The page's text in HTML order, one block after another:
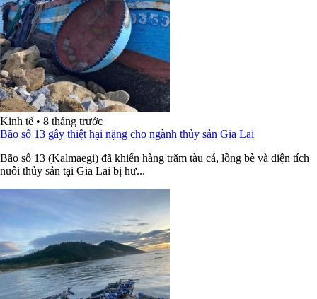
Kinh tế • 8 tháng trước
Bão số 13 gây thiệt hại nặng cho ngành thủy sản Gia Lai
Bão số 13 (Kalmaegi) đã khiến hàng trăm tàu cá, lồng bè và diện tích
nuôi thủy sản tại Gia Lai bị hư...